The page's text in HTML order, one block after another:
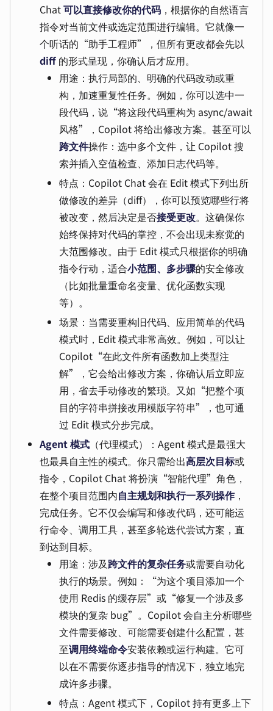
Chat可以直接修改你的代码 ，根据你的自然语言
指令对当前文件或选定范围进行编辑。它就像一
个听话的“助手工程师”，但所有更改都会先以
diff 的形式呈现，你确认后才应用。
用途：执行局部的、明确的代码改动或重
构，加速重复性任务。例如，你可以选中一
段代码，说“将这段代码重构为 async/await
风格”，Copilot 将给出修改方案。甚至可以
跨文件操作：选中多个文件，让 Copilot 搜
索并插入空值检查、添加日志代码等。
特点：Copilot Chat 会在 Edit 模式下列出所
做修改的差异（diff），你可以预览哪些行将
被改变，然后决定是否接受更改。这确保你
始终保持对代码的掌控，不会出现未察觉的
大范围修改。由于 Edit 模式只根据你的明确
指令行动，适合小范围、多步骤的安全修改
（比如批量重命名变量、优化函数实现
等）。
场景：当需要重构旧代码、应用简单的代码
模式时，Edit 模式非常高效。例如，可以让
Copilot“在此文件所有函数加上类型注
解”，它会给出修改方案，你确认后立即应
用，省去手动修改的繁琐。又如“把整个项
目的字符串拼接改用模版字符串”，也可通
过 Edit 模式分步完成。
Agent 模式 （代理模式）：Agent 模式是最强大
也最具自主性的模式。你只需给出高层次目标或
指令，Copilot Chat 将扮演“智能代理”角色，
在整个项目范围内自主规划和执行一系列操作，
完成任务。它不仅会编写和修改代码，还可能运
行命令、调用工具，甚至多轮迭代尝试方案，直
到达到目标。
用途：涉及跨文件的复杂任务或需要自动化
执行的场景。例如：“为这个项目添加一个
使用 Redis 的缓存层”或“修复一个涉及多
模块的复杂 bug”。Copilot 会自主分析哪些
文件需要修改、可能需要创建什么配置，甚
至调用终端命令安装依赖或运行构建。它可
以在不需要你逐步指导的情况下，独立地完
成许多步骤。
特点：Agent 模式下，Copilot 持有更多上下